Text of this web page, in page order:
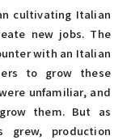
cultivating Italian
new jobs. The
with an Italian
to grow these
unfamiliar, and
them. But as
grew, production